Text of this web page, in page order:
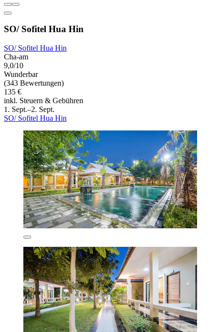
SO/ Sofitel Hua Hin
SO/ Sofitel Hua Hin
Cha-am
9,0/10
Wunderbar
(343 Bewertungen)
135 €
inkl. Steuern & Gebühren
1. Sept.–2. Sept.
SO/ Sofitel Hua Hin